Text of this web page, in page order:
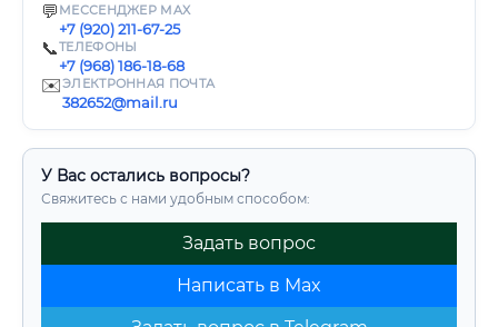
💬 МЕССЕНДЖЕР MAX
+7 (920) 211-67-25
📞ТЕЛЕФОНЫ
+7 (968) 186-18-68
✉️ЭЛЕКТРОННАЯ ПОЧТА
382652@mail.ru
У Вас остались вопросы?
Свяжитесь с нами удобным способом:
Задать вопрос
Написать в Max